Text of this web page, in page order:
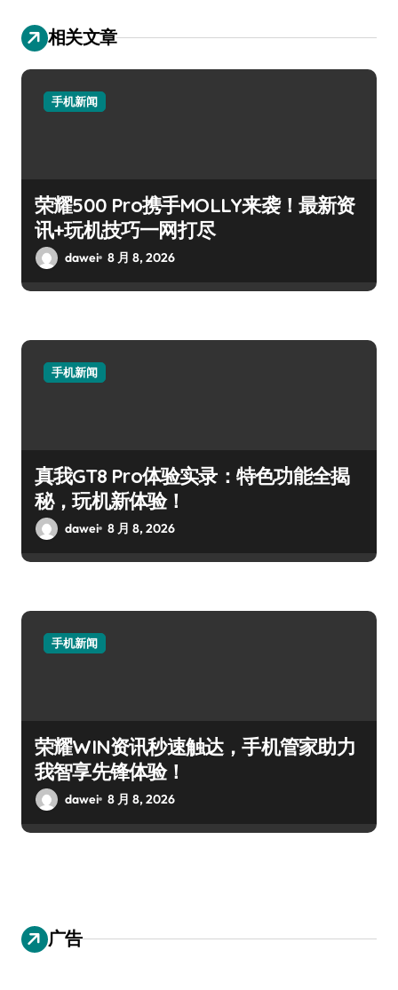
相关文章
手机新闻
荣耀500 Pro携手MOLLY来袭！最新资
讯+玩机技巧一网打尽
dawei 8 月 8, 2026
手机新闻
真我GT8 Pro体验实录：特色功能全揭
秘，玩机新体验！
dawei 8 月 8, 2026
手机新闻
荣耀WIN资讯秒速触达，手机管家助力
我智享先锋体验！
dawei 8 月 8, 2026
广告